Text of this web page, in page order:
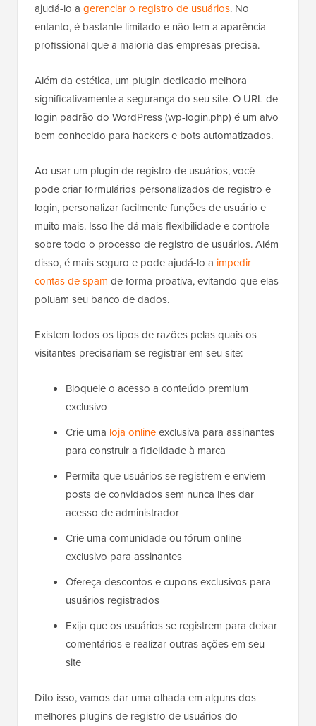
ajudá-lo a gerenciar o registro de usuários. No
entanto, é bastante limitado e não tem a aparência
profissional que a maioria das empresas precisa.
Além da estética, um plugin dedicado melhora
significativamente a segurança do seu site. O URL de
login padrão do WordPress (wp-login.php) é um alvo
bem conhecido para hackers e bots automatizados.
Ao usar um plugin de registro de usuários, você
pode criar formulários personalizados de registro e
login, personalizar facilmente funções de usuário e
muito mais. Isso lhe dá mais flexibilidade e controle
sobre todo o processo de registro de usuários. Além
disso, é mais seguro e pode ajudá-lo a impedir
contas de spam de forma proativa, evitando que elas
poluam seu banco de dados.
Existem todos os tipos de razões pelas quais os
visitantes precisariam se registrar em seu site:
Bloqueie o acesso a conteúdo premium
exclusivo
Crie uma loja onlineexclusiva para assinantes
para construir a fidelidade à marca
Permita que usuários se registrem e enviem
posts de convidados sem nunca lhes dar
acesso de administrador
Crie uma comunidade ou fórum online
exclusivo para assinantes
Ofereça descontos e cupons exclusivos para
usuários registrados
Exija que os usuários se registrem para deixar
comentários e realizar outras ações em seu
site
Dito isso, vamos dar uma olhada em alguns dos
melhores plugins de registro de usuários do